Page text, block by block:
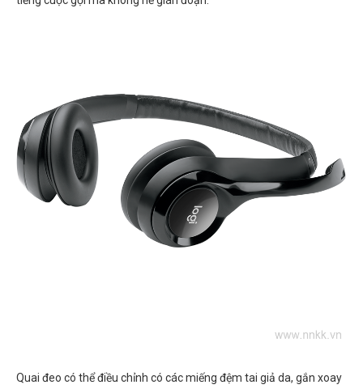
Quai đeo có thể điều chỉnh có các miếng đệm tai giả da, gắn xoay